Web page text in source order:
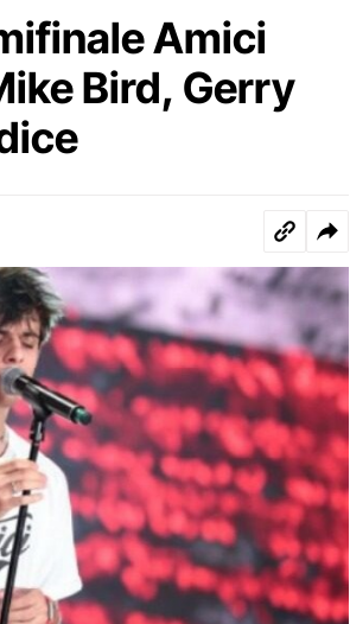
Amici
Bird, Gerry